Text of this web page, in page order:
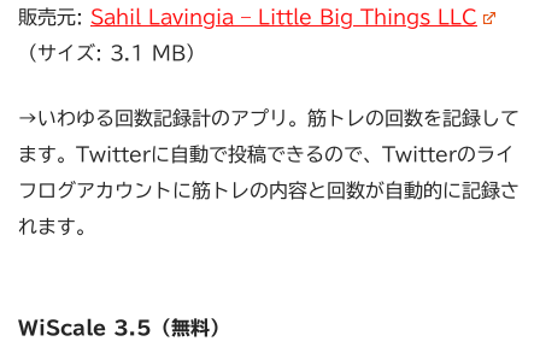
販売元: Sahil Lavingia – Little Big Things LLC
（サイズ: 3.1 MB）
→いわゆる回数記録計のアプリ。筋トレの回数を記録して
ます。Twitterに自動で投稿できるので、Twitterのライ
フログアカウントに筋トレの内容と回数が自動的に記録さ
れます。
WiScale 3.5（無料）